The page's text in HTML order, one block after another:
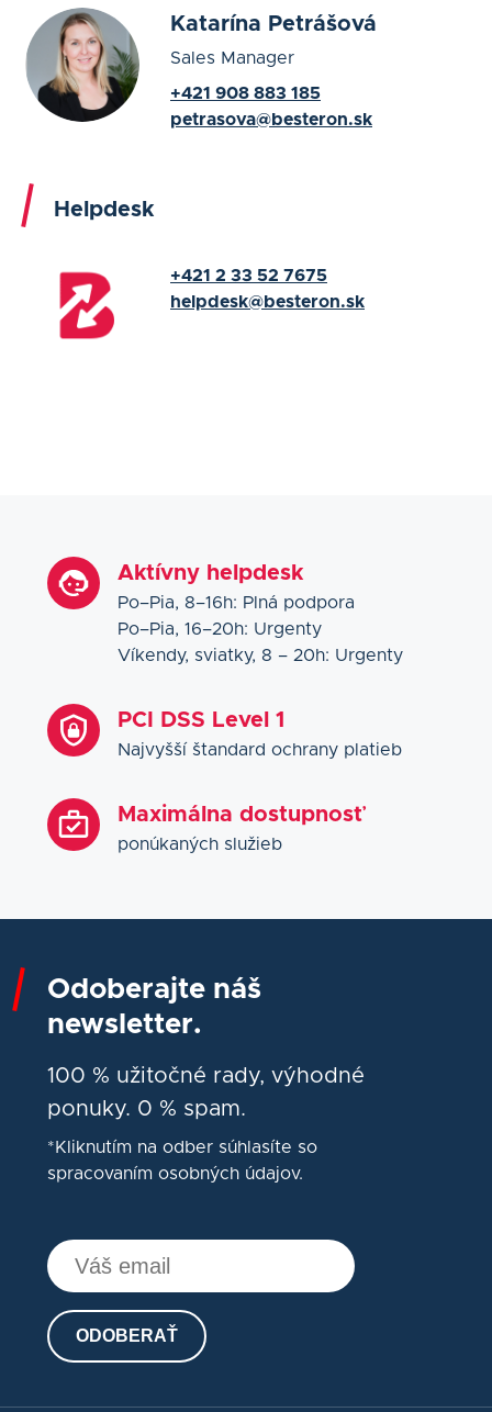
Katarína Petrášová
Sales Manager
+421 908 883 185
petrasova@besteron.sk
Helpdesk
+421 2 33 52 7675
helpdesk@besteron.sk
Aktívny helpdesk
Po–Pia, 8–16h: Plná podpora
Po–Pia, 16–20h: Urgenty
Víkendy, sviatky, 8 – 20h: Urgenty
PCI DSS Level 1
Najvyšší štandard ochrany platieb
Maximálna dostupnosť
ponúkaných služieb
Odoberajte náš
newsletter.
100 % užitočné rady, výhodné
ponuky. 0 % spam.
*Kliknutím na odber súhlasíte so
spracovaním osobných údajov.
ODOBERAŤ